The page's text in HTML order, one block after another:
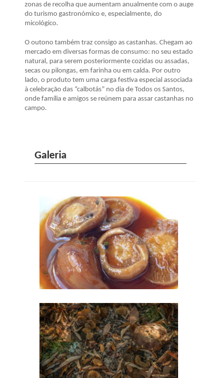
zonas de recolha que aumentam anualmente com o auge
do turismo gastronómico e, especialmente, do
micológico.
O outono também traz consigo as castanhas. Chegam ao
mercado em diversas formas de consumo: no seu estado
natural, para serem posteriormente cozidas ou assadas,
secas ou pilongas, em farinha ou em calda. Por outro
lado, o produto tem uma carga festiva especial associada
à celebração das “calbotás” no dia de Todos os Santos,
onde família e amigos se reúnem para assar castanhas no
campo.
Galeria